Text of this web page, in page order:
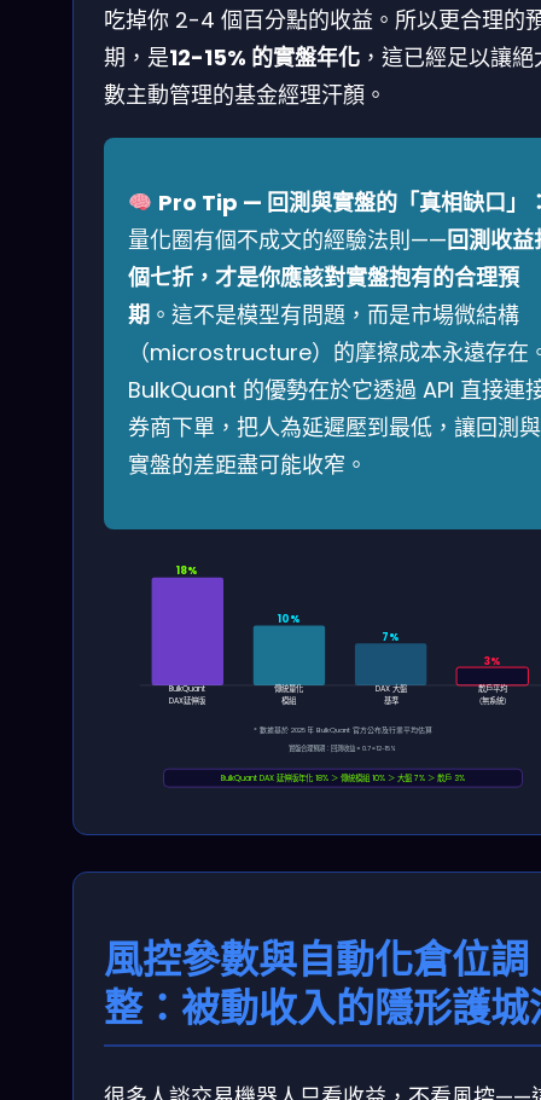
吃掉你 2-4 個百分點的收益。所以更合理的
期，是12-15% 的實盤年化 ，這已經足以讓
數主動管理的基金經理汗顏。
Pro Tip — 回測與實盤的「真相缺口」
量化圈有個不成文的經驗法則——回測收益
個七折，才是你應該對實盤抱有的合理預
期 。這不是模型有問題，而是市場微結構
（microstructure）的摩擦成本永遠存在
BulkQuant 的優勢在於它透過 API 直接連
券商下單，把人為延遲壓到最低，讓回測與
實盤的差距盡可能收窄。
BulkQuant
DAX延伸版
18%
傳統量化
模組
10%
DAX 大盤
基準
7%
散戶平均
（無系統）
3%
* 數據基於 2025 年 BulkQuant 官方公布及行業平均估算
實盤合理預期：回測收益 × 0.7 ≈ 12-15%
BulkQuant DAX 延伸版年化 18% ＞ 傳統模組 10% ＞ 大盤 7% ＞ 散戶 3%
風控參數與自動化倉位調
整：被動收入的隱形護城